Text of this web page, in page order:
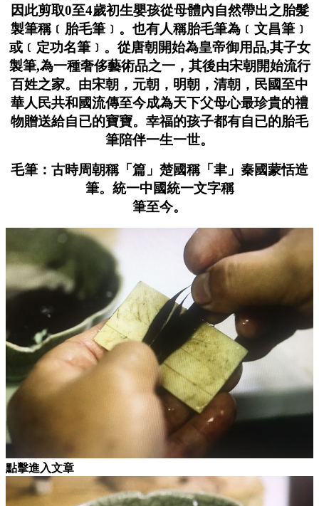
因此剪取0至4歲初生嬰孩從母體內自然帶出之胎髮
製筆稱﹝胎毛筆﹞。也有人稱胎毛筆為﹝文昌筆﹞
或﹝定功名筆﹞。從唐朝開始為皇帝御用品,其子女
製筆,為一種奢侈藝術品之一，其後由宋朝開始流行
百姓之家。由宋朝，元朝，明朝，清朝，民國至中
華人民共和國流傳至今成為天下父母心最珍貴的禮
物贈送給自已的寶寶。幸福的孩子都有自已的胎毛
筆陪伴一生一世。
毛筆：古時周朝稱「篇」楚國稱「聿」秦國蒙恬造
筆。統一中國統一文字稱
筆至今。
點擊進入文章